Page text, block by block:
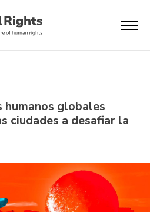
humanos globales
ciudades a desafiar la